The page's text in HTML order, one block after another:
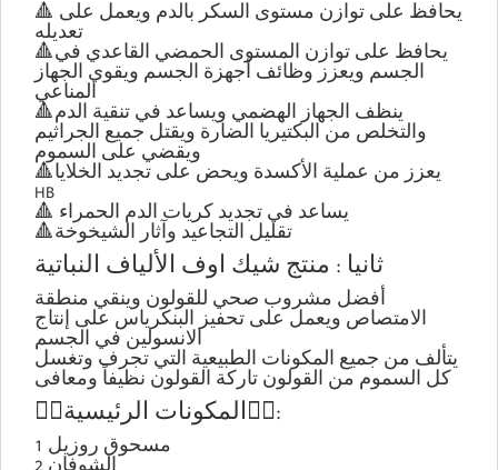
🔺 يحافظ على توازن مستوى السكر بالدم ويعمل على
تعديله
🔺يحافظ على توازن المستوى الحمضي القاعدي في
الجسم ويعزز وظائف أجهزة الجسم ويقوي الجهاز
المناعي
🔺ينظف الجهاز الهضمي ويساعد في تنقية الدم
والتخلص من البكتيريا الضارة ويقتل جميع الجراثيم
ويقضي على السموم
🔺يعزز من عملية الأكسدة ويحض على تجديد الخلايا
HB
🔺 يساعد في تجديد كريات الدم الحمراء
🔺تقليل التجاعيد وآثار الشيخوخة
ثانيا : منتج شيك اوف الألياف النباتية
أفضل مشروب صحي للقولون وينقي منطقة
الامتصاص ويعمل على تحفيز البنكرياس على إنتاج
الانسولين في الجسم
يتألف من جميع المكونات الطبيعية التي تجرف وتغسل
كل السموم من القولون تاركة القولون نظيفاً ومعافى
👇🏻المكونات الرئيسية👇🏻:
1 مسحوق روزيل